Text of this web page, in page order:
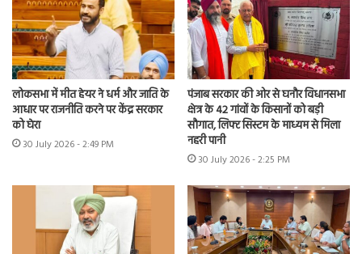
लोकसभा में मीत हेयर ने धर्म और जाति के
आधार पर राजनीति करने पर केंद्र सरकार
को घेरा
30 July 2026 - 2:49 PM
पंजाब सरकार की ओर से घनौर विधानसभा
क्षेत्र के 42 गांवों के किसानों को बड़ी
सौगात, लिफ्ट सिस्टम के माध्यम से मिला
नहरी पानी
30 July 2026 - 2:25 PM